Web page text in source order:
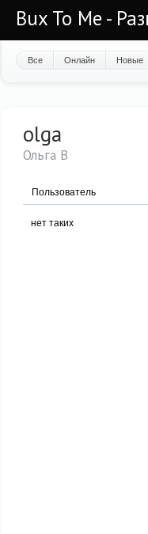
Bux To Me -
Все Онлайн Новые
olga
Ольга В
Пользователь
нет таких